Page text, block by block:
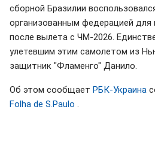
сборной Бразилии
организованным федерацией
после вылета с ЧМ-2026.
улетевшим этим самолетом из
защитник "Фламенго" Данило.
Об этом сообщает РБК-Украина
Folha de S.Paulo